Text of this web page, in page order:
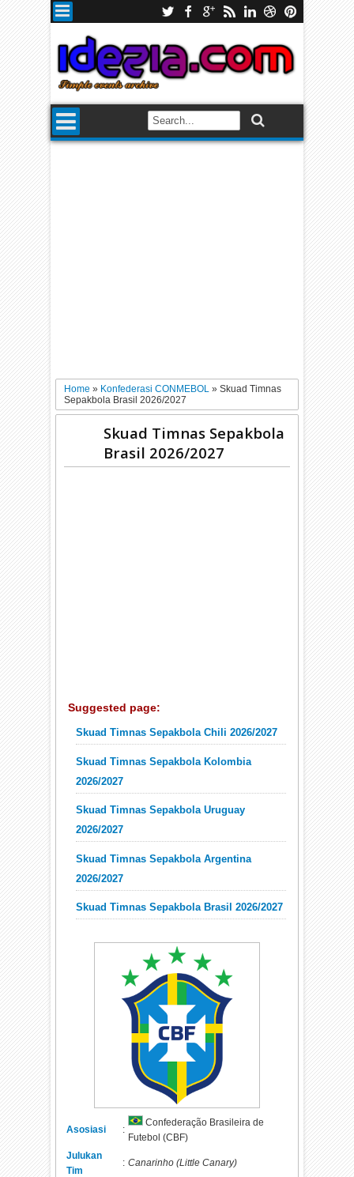
Home» Konfederasi CONMEBOL»Skuad Timnas
Sepakbola Brasil 2026/2027
Skuad Timnas Sepakbola
Brasil 2026/2027
Suggested page:
Skuad Timnas Sepakbola Chili 2026/2027
Skuad Timnas Sepakbola Kolombia
2026/2027
Skuad Timnas Sepakbola Uruguay
2026/2027
Skuad Timnas Sepakbola Argentina
2026/2027
Skuad Timnas Sepakbola Brasil 2026/2027
Asosiasi :
Confederação Brasileira de
Futebol (CBF)
Julukan
Tim
: Canarinho (Little Canary)